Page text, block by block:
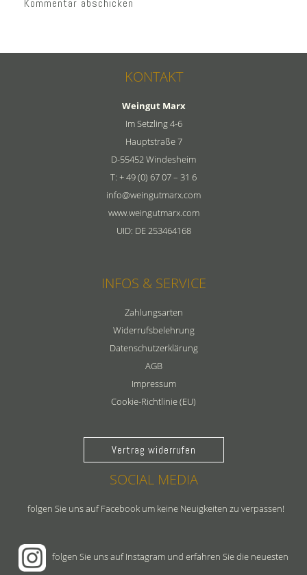
KONTAKT
Weingut Marx
Im Setzling 4-6
Hauptstraße 7
D-55452 Windesheim
T: + 49 (0) 67 07 – 31 6
info@weingutmarx.com
www.weingutmarx.com
UID: DE 253464168
INFOS & SERVICE
Zahlungsarten
Widerrufsbelehrung
Datenschutzerklärung
AGB
Impressum
Cookie-Richtlinie (EU)
Vertrag widerrufen
SOCIAL MEDIA
folgen Sie uns auf Facebook um keine Neuigkeiten zu verpassen!
folgen Sie uns auf Instagram und erfahren Sie die neuesten